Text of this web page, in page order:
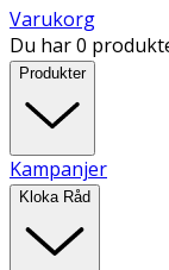
Varukorg
Du har 0
Produkter
Kampanjer
Kloka Råd